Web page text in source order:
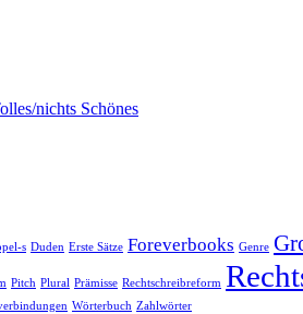
nichts Schönes
s Duden Erste Sätze Foreverbooks Genre
Pitch Plural Prämisse Rechtschreibreform
Wörterbuch Zahlwörter